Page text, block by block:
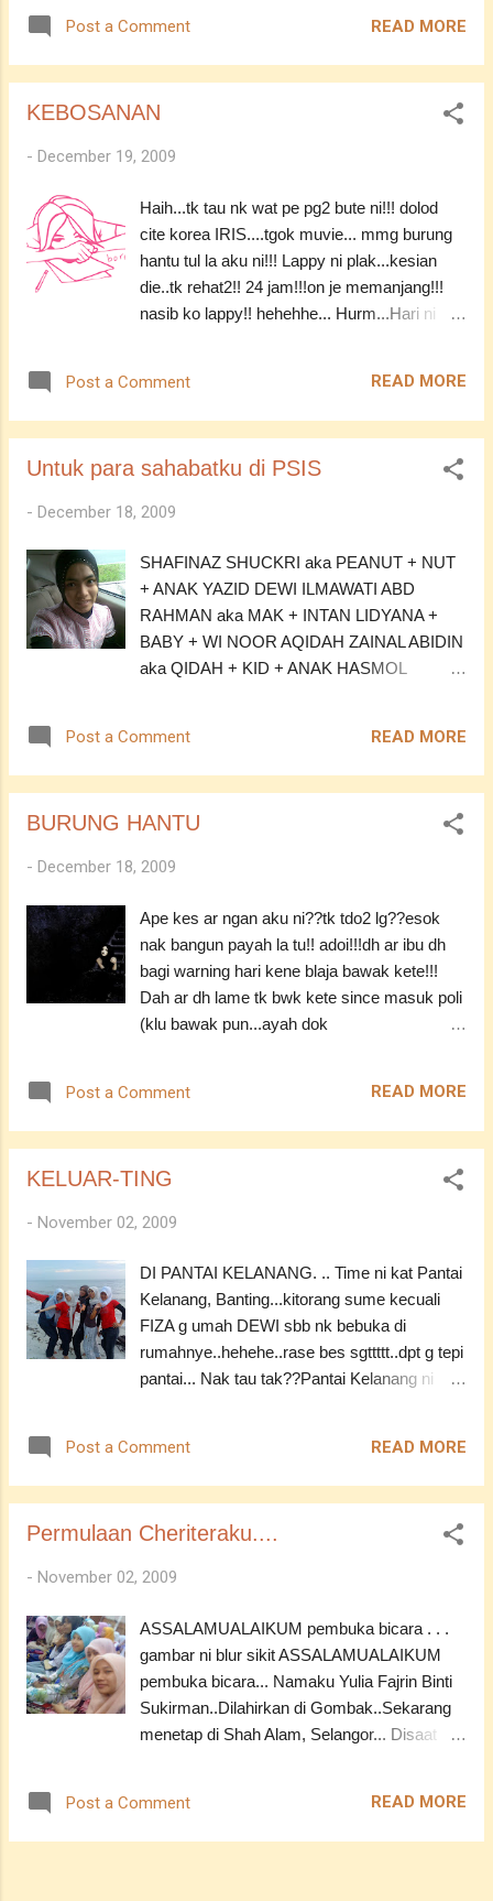
Pergh!!terus aku bgkit dari
mandu..klu jd pape cmne?? Dh la lesen aku tk
renew lg!!n my car ade satu saja!!! Klu accedent
juz nk lembutkan balik tangan yg keras pegang
ok..tk jalan kt bukit, kt roundbout, wat u-turn..klu
lg la!!!hahahha!! Hah!!lupe lak!!jemur kain
lorh!!hadoi!!1st time jemur kain lepas balik dari poli
hari tu!!!hahahhahha~~~ Mmg manja habis aku
kali ni!!kuikuki!!Love u Ibu!!!!muachxxx!! Bile on9
FB...ade je la cite mengarut n commnt tah hape2
stress!!!stress ker??? ...
Post a Comment READ MORE
KEBOSANAN
- December 19, 2009
Haih...tk tau nk wat pe pg2 bute ni!!! dolod
cite korea IRIS....tgok muvie... mmg burung
hantu tul la aku ni!!! Lappy ni plak...kesian
die..tk rehat2!! 24 jam!!!on je memanjang!!!
nasib ko lappy!! hehehhe... Hurm...Hari ni
hahahhha...lesen P dh habis tmpoh... tp tk
reti2 jgk nk bwk jalan kte!!! adoi!!!mmber
la.. Even g Sabak Bernam!!! Jauh tu.........
Post a Comment READ MORE
Untuk para sahabatku di PSIS
- December 18, 2009
SHAFINAZ SHUCKRI aka PEANUT + NUT
+ ANAK YAZID DEWI ILMAWATI ABD
RAHMAN aka MAK + INTAN LIDYANA +
BABY + WI NOOR AQIDAH ZAINAL ABIDIN
aka QIDAH + KID + ANAK HASMOL
AMNI RAUHAH SELAMAT aka ROHA + RO
+ AMNI + ANAK BANGGEL + MONSTER
FAZILLAH MOHAMAD SA'AD PADI + PAD
Post a Comment READ MORE
BURUNG HANTU
- December 18, 2009
Ape kes ar ngan aku ni??tk tdo2 lg??esok
nak bangun payah la tu!! adoi!!!dh ar ibu dh
bagi warning hari kene blaja bawak kete!!!
Dah ar dh lame tk bwk kete since masuk poli
(klu bawak pun...ayah dok
ni..mate dh berat..tp tk nk tdo!!!! tgok ar mcm
mane nt...adoi..ape punye anak dara la ni...
Post a Comment READ MORE
KELUAR-TING
- November 02, 2009
DI PANTAI KELANANG. .. Time ni kat Pantai
Kelanang, Banting...kitorang sume kecuali
FIZA g umah DEWI sbb nk bebuka di
rumahnye..hehehe..rase bes sgttttt..dpt g tepi
pantai... Nak tau tak??Pantai Kelanang ni
JUSCO BUKIT TINGGI Odw nk balik PSIS,
kitorang sume singgah kt sini la...besar
kt sini...tp rugi ar..tak bawak duit lebih..time ni
KERETA ON DA WAY NAK G BALIK PSIS
(DEWI BAWAK KERETA) ON DA WAY ...
Post a Comment READ MORE
Permulaan Cheriteraku....
- November 02, 2009
ASSALAMUALAIKUM pembuka bicara . . .
gambar ni blur sikit ASSALAMUALAIKUM
pembuka bicara... Namaku Yulia Fajrin Binti
Sukirman..Dilahirkan di Gombak..Sekarang
menetap di Shah Alam, Selangor... Disaat
dalam Diploma Sains Kesetiausahaan di
Politeknik Sultan Idris Shah a.k.a PSIS..
Post a Comment READ MORE